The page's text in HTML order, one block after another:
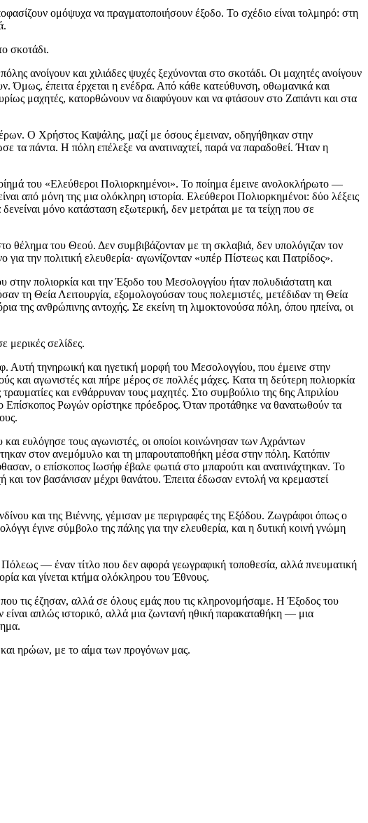
ομόψυχα να πραγματοποιήσουν έξοδο. Το σχέδιο είναι τολμηρό: στη
σκοτάδι.
ανοίγουν και χιλιάδες ψυχές ξεχύνονται στο σκοτάδι. Οι μαχητές ανοίγουν
Όμως, έπειτα έρχεται η ενέδρα. Από κάθε κατεύθυνση, οθωμανικά και
μαχητές, κατορθώνουν να διαφύγουν και να φτάσουν στο Ζαπάντι και στα
Ο Χρήστος Καψάλης, μαζί με όσους έμειναν, οδηγήθηκαν στην
τα πάντα. Η πόλη επέλεξε να ανατιναχτεί, παρά να παραδοθεί. Ήταν η
του «Ελεύθεροι Πολιορκημένοι». Το ποίημα έμεινε ανολοκλήρωτο —
από μόνη της μια ολόκληρη ιστορία. Ελεύθεροι Πολιορκημένοι: δύο λέξεις
μόνο κατάσταση εξωτερική, δεν μετράται με τα τείχη που σε
θέλημα του Θεού. Δεν συμβιβάζονταν με τη σκλαβιά, δεν υπολόγιζαν τον
την πολιτική ελευθερία· αγωνίζονταν «υπέρ Πίστεως και Πατρίδος».
πολιορκία και την Έξοδο του Μεσολογγίου ήταν πολυδιάστατη και
τη Θεία Λειτουργία, εξομολογούσαν τους πολεμιστές, μετέδιδαν τη Θεία
της ανθρώπινης αντοχής. Σε εκείνη τη λιμοκτονούσα πόλη, όπου ηπείνα, οι
μερικές σελίδες.
τηνηρωική και ηγετική μορφή του Μεσολογγίου, που έμεινε στην
αγωνιστές και πήρε μέρος σε πολλές μάχες. Κατα τη δεύτερη πολιορκία
και ενθάρρυναν τους μαχητές. Στο συμβούλιο της 6ης Απριλίου
Επίσκοπος Ρωγών ορίστηκε πρόεδρος. Όταν προτάθηκε να θανατωθούν τα
ευλόγησε τους αγωνιστές, οι οποίοι κοινώνησαν των Αχράντων
στον ανεμόμυλο και τη μπαρουταποθήκη μέσα στην πόλη. Κατόπιν
ο επίσκοπος Ιωσήφ έβαλε φωτιά στο μπαρούτι και ανατινάχτηκαν. Το
και τον βασάνισαν μέχρι θανάτου. Έπειτα έδωσαν εντολή να κρεμαστεί
και της Βιέννης, γέμισαν με περιγραφές της Εξόδου. Ζωγράφοι όπως ο
έγινε σύμβολο της πάλης για την ελευθερία, και η δυτική κοινή γνώμη
— έναν τίτλο που δεν αφορά γεωγραφική τοποθεσία, αλλά πνευματική
και γίνεται κτήμα ολόκληρου του Έθνους.
τις έζησαν, αλλά σε όλους εμάς που τις κληρονομήσαμε. Η Έξοδος του
απλώς ιστορικό, αλλά μια ζωντανή ηθική παρακαταθήκη — μια
και ηρώων, με το αίμα των προγόνων μας.